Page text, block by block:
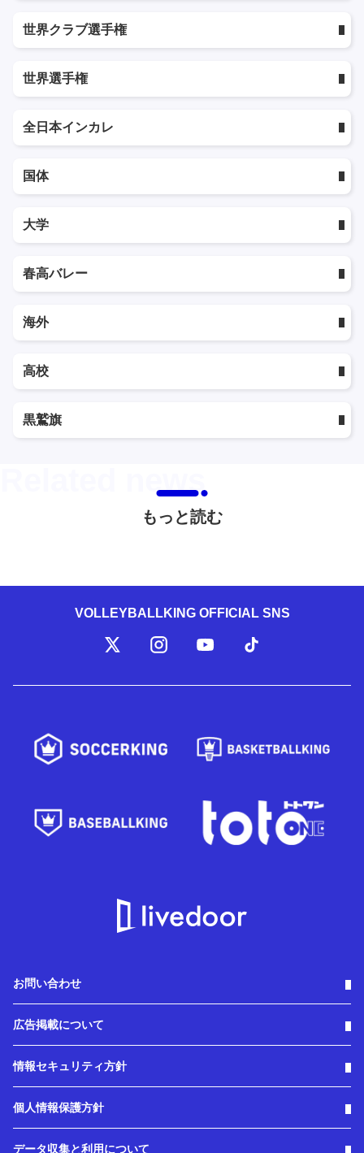
世界クラブ選手権
世界選手権
全日本インカレ
国体
大学
春高バレー
海外
高校
黒鷲旗
もっと読む
VOLLEYBALLKING OFFICIAL SNS
お問い合わせ
広告掲載について
情報セキュリティ方針
個人情報保護方針
データ収集と利用について